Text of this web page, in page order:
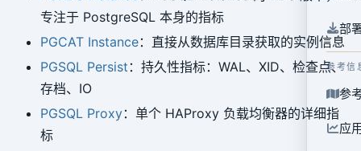
部
参考信
参
应
专注于 PostgreSQL 本身的指标
PGCAT Instance：直接从数据库目录获取的实例信息
PGSQL Persist ：持久性指标：WAL、XID、检查点、
存档、IO
PGSQL Proxy：单个 HAProxy 负载均衡器的详细指
标